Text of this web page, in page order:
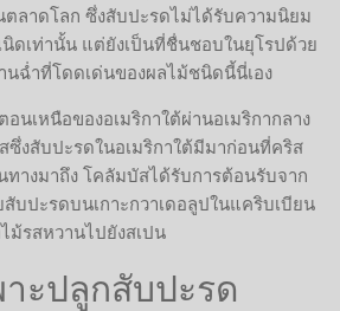
ตลาดโลก ซึ่งสับปะรดไม่ได้รับความนิยม
ดเท่านั้น แต่ยังเป็นที่ชื่นชอบในยุโรปด้วย
นฉ่ำที่โดดเด่นของผลไม้ชนิดนี้นี่เอง
นเหนือของอเมริกาใต้ผ่านอเมริกากลาง
ซึ่งสับปะรดในอเมริกาใต้มีมาก่อนที่คริส
ทางมาถึง โคลัมบัสได้รับการต้อนรับจาก
บปะรดบนเกาะกวาเดอลูปในแคริบเบียน
ม้รสหวานไปยังสเปน
าะปลูกสับปะรด